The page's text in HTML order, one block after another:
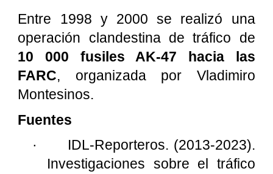
Entre 1998 y 2000 se realizó una
operación clandestina de tráfico de
10 000 fusiles AK-47 hacia las
FARC, organizada por Vladimiro
Montesinos.
Fuentes
·
IDL-Reporteros. (2013-2023).
Investigaciones sobre el tráfico